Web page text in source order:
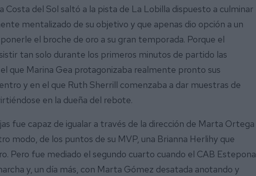
Costa del Sol saltó a la pista de La Lobilla dispuesto a culminar
mentalizado de su objetivo y que apenas dio opción a un
el broche de oro a su gran temporada. Porque el
tan solo durante los primeros minutos de partido las
que Marina Gea protagonizaba realmente pronto sus
y en el que Ruth Sherrill comenzaba a dar muestras de
en la dueña del rebote.
fue capaz de igualar a través de la dirección de Marta Ortega
modo, de los puntos de su MVP, una Brianna Herlihy que
Pero fue mediado el segundo cuarto cuando el CAB Estepona
y, un día más, con Marta Gómez desatada anotando y